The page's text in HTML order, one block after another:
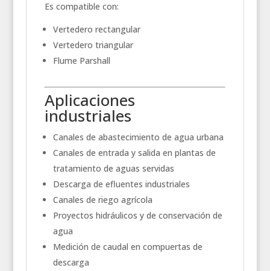
Es compatible con:
Vertedero rectangular
Vertedero triangular
Flume Parshall
Aplicaciones
industriales
Canales de abastecimiento de agua urbana
Canales de entrada y salida en plantas de
tratamiento de aguas servidas
Descarga de efluentes industriales
Canales de riego agrícola
Proyectos hidráulicos y de conservación de
agua
Medición de caudal en compuertas de
descarga